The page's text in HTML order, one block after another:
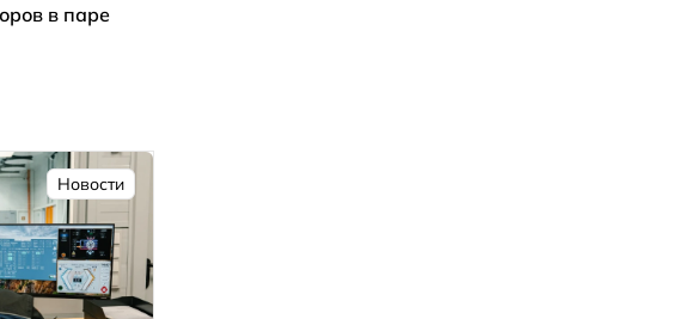
в паре
Новости